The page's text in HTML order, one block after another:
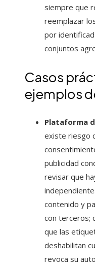
siempre que
reemplazar
por
conjuntos
Casos
ejemplos
Plataforma
existe riesgo
publicidad
revisar que
contenido y
con terceros;
que las
deshabilitan
revoca su